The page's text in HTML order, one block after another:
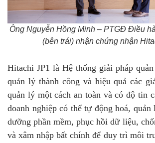
Ông Nguyễn Hồng Minh – PTGĐ Điều
(bên trái) nhận chứng nhận
Hitachi JP1 là Hệ thống giải pháp
quản lý thành công và hiệu quả các
quản lý một cách an toàn và có độ tin
doanh nghiệp có thể tự động hoá,
dưỡng phần mềm, phục hồi dữ liệu,
và xâm nhập bất chính để duy trì môi